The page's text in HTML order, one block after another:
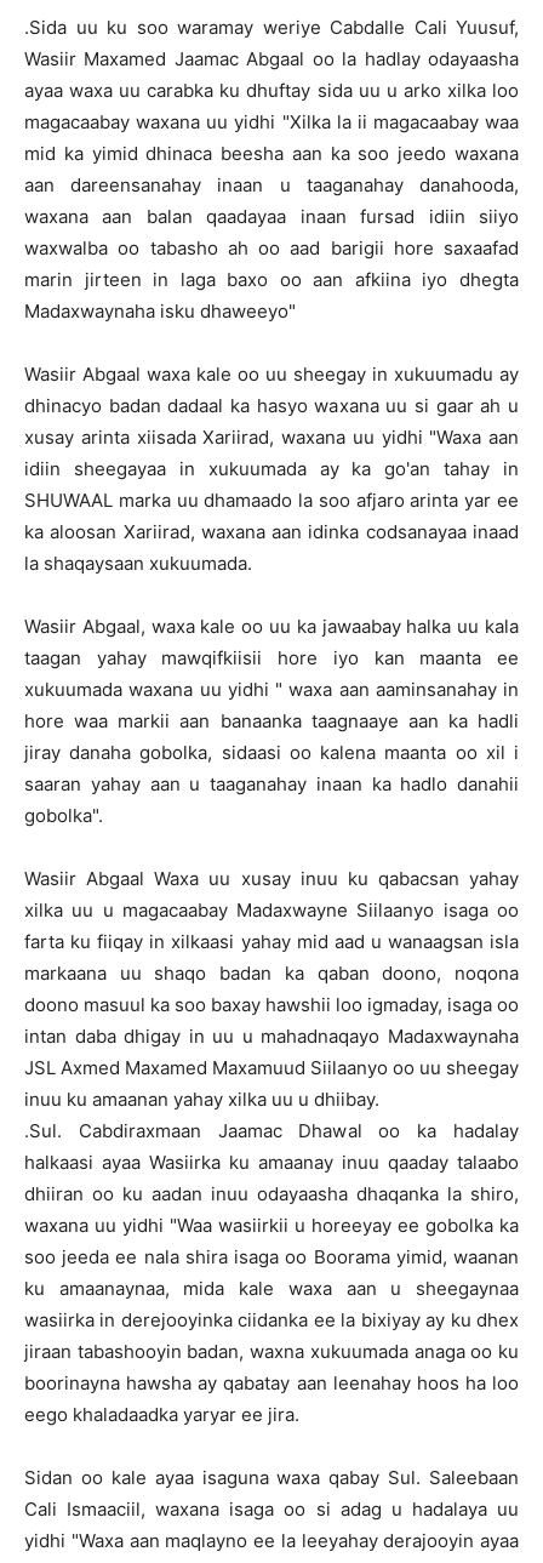
.Sida uu ku soo waramay weriye Cabdalle Cali Yuusuf,
Wasiir Maxamed Jaamac Abgaal oo la hadlay odayaasha
ayaa waxa uu carabka ku dhuftay sida uu u arko xilka loo
magacaabay waxana uu yidhi "Xilka la ii magacaabay waa
mid ka yimid dhinaca beesha aan ka soo jeedo waxana
aan dareensanahay inaan u taaganahay danahooda,
waxana aan balan qaadayaa inaan fursad idiin siiyo
waxwalba oo tabasho ah oo aad barigii hore saxaafad
marin jirteen in laga baxo oo aan afkiina iyo dhegta
Madaxwaynaha isku dhaweeyo"
Wasiir Abgaal waxa kale oo uu sheegay in xukuumadu ay
dhinacyo badan dadaal ka hasyo waxana uu si gaar ah u
xusay arinta xiisada Xariirad, waxana uu yidhi "Waxa aan
idiin sheegayaa in xukuumada ay ka go'an tahay in
SHUWAAL marka uu dhamaado la soo afjaro arinta yar ee
ka aloosan Xariirad, waxana aan idinka codsanayaa inaad
la shaqaysaan xukuumada.
Wasiir Abgaal, waxa kale oo uu ka jawaabay halka uu kala
taagan yahay mawqifkiisii hore iyo kan maanta ee
xukuumada waxana uu yidhi " waxa aan aaminsanahay in
hore waa markii aan banaanka taagnaaye aan ka hadli
jiray danaha gobolka, sidaasi oo kalena maanta oo xil i
saaran yahay aan u taaganahay inaan ka hadlo danahii
gobolka".
Wasiir Abgaal Waxa uu xusay inuu ku qabacsan yahay
xilka uu u magacaabay Madaxwayne Siilaanyo isaga oo
farta ku fiiqay in xilkaasi yahay mid aad u wanaagsan isla
markaana uu shaqo badan ka qaban doono, noqona
doono masuul ka soo baxay hawshii loo igmaday, isaga oo
intan daba dhigay in uu u mahadnaqayo Madaxwaynaha
JSL Axmed Maxamed Maxamuud Siilaanyo oo uu sheegay
inuu ku amaanan yahay xilka uu u dhiibay.
.Sul. Cabdiraxmaan Jaamac Dhawal oo ka hadalay
halkaasi ayaa Wasiirka ku amaanay inuu qaaday talaabo
dhiiran oo ku aadan inuu odayaasha dhaqanka la shiro,
waxana uu yidhi "Waa wasiirkii u horeeyay ee gobolka ka
soo jeeda ee nala shira isaga oo Boorama yimid, waanan
ku amaanaynaa, mida kale waxa aan u sheegaynaa
wasiirka in derejooyinka ciidanka ee la bixiyay ay ku dhex
jiraan tabashooyin badan, waxna xukuumada anaga oo ku
boorinayna hawsha ay qabatay aan leenahay hoos ha loo
eego khaladaadka yaryar ee jira.
Sidan oo kale ayaa isaguna waxa qabay Sul. Saleebaan
Cali Ismaaciil, waxana isaga oo si adag u hadalaya uu
yidhi "Waxa aan maqlayno ee la leeyahay derajooyin ayaa